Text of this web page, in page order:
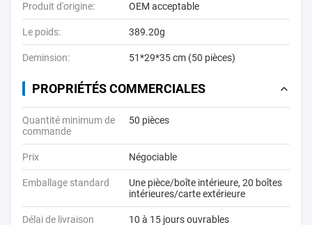
Produit d'origine: OEM acceptable
Le poids: 389.20g
Deminsion: 51*29*35 cm (50 pièces)
PROPRIÉTÉS COMMERCIALES
Quantité minimum de
commande
50 pièces
Prix Négociable
Emballage standard
Une pièce/boîte intérieure, 20 boîtes
intérieures/carte extérieure
Délai de livraison 10 à 15 jours ouvrables